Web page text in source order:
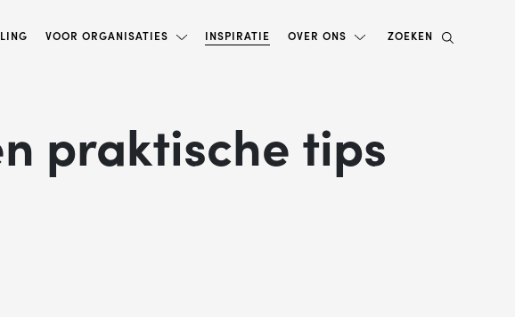
VOOR ORGANISATIES INSPIRATIE OVER ONS ZOEKEN
praktische tips